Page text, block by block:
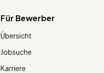
Für Bewerber
Übersicht
Jobsuche
Karriere